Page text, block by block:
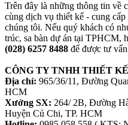
Trên đây là những thông tin về
cùng dịch vụ thiết kế - cung
chúng tôi. Nếu quý khách có
trúc, sa bàn dự án tại TPHCM,
(028) 6257 8488 để được tư
CÔNG TY TNHH THIẾT
Địa chỉ: 965/36/11, Đường
HCM
Xưởng SX: 264/ 2B, Đường
Huyện Củ Chi, TP. HCM